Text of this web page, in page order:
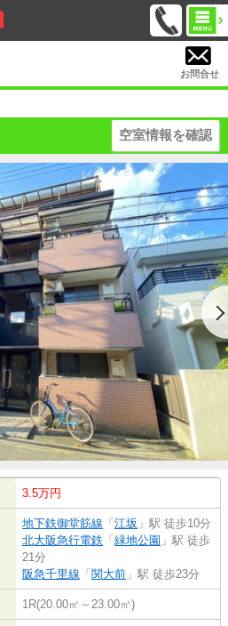
お問合せ
空室情報を確認
3.5万円
地下鉄御堂筋線 「 江坂 」駅 徒歩10分
北大阪急行電鉄 「 緑地公園 」駅 徒歩
21分
阪急千里線 「 関大前 」駅 徒歩23分
1R(20.00㎡～23.00㎡)